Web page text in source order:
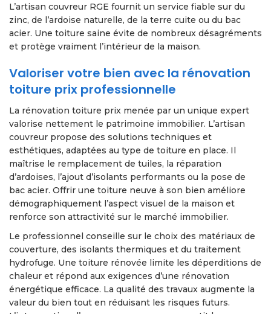
L’artisan couvreur RGE fournit un service fiable sur du
zinc, de l’ardoise naturelle, de la terre cuite ou du bac
acier. Une toiture saine évite de nombreux désagréments
et protège vraiment l’intérieur de la maison.
Valoriser votre bien avec la rénovation
toiture prix professionnelle
La rénovation toiture prix menée par un unique expert
valorise nettement le patrimoine immobilier. L’artisan
couvreur propose des solutions techniques et
esthétiques, adaptées au type de toiture en place. Il
maîtrise le remplacement de tuiles, la réparation
d’ardoises, l’ajout d’isolants performants ou la pose de
bac acier. Offrir une toiture neuve à son bien améliore
démographiquement l’aspect visuel de la maison et
renforce son attractivité sur le marché immobilier.
Le professionnel conseille sur le choix des matériaux de
couverture, des isolants thermiques et du traitement
hydrofuge. Une toiture rénovée limite les déperditions de
chaleur et répond aux exigences d’une rénovation
énergétique efficace. La qualité des travaux augmente la
valeur du bien tout en réduisant les risques futurs.